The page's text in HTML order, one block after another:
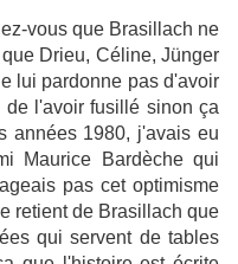
vous que Brasillach ne
Drieu, Céline, Jünger
lui pardonne pas d'avoir
l'avoir fusillé sinon ça
années 1980, j'avais eu
Maurice Bardèche qui
pas cet optimisme
retient de Brasillach que
qui servent de tables